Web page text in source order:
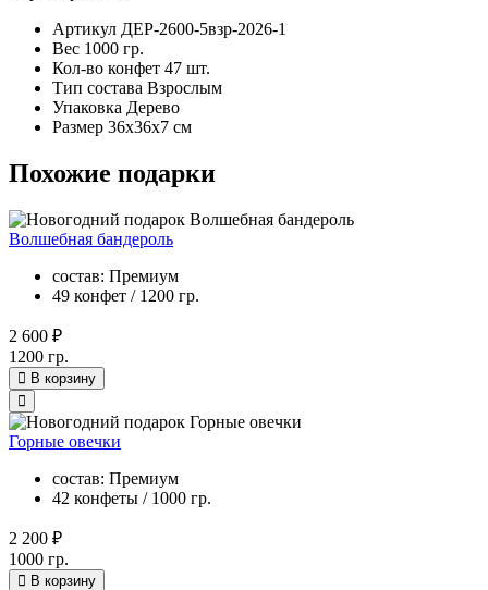
Артикул ДЕР-2600-5взр-2026-1
Вес 1000 гр.
Кол-во конфет 47 шт.
Тип состава Взрослым
Упаковка Дерево
Размер 36х36х7 см
Похожие подарки
Волшебная бандероль
состав: Премиум
49 конфет / 1200 гр.
2 600 ₽
1200 гр.
В корзину
Горные овечки
состав: Премиум
42 конфеты / 1000 гр.
2 200 ₽
1000 гр.
В корзину